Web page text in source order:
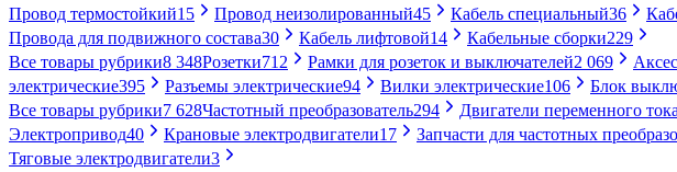
Провод термостойкий15 Провод неизолированный45 Кабель специальный36
Провода для подвижного состава30 Кабель лифтовой14 Кабельные сборки229
Все товары рубрики8 348Розетки712 Рамки для розеток и выключателей2 069
электрические395 Разъемы электрические94 Вилки электрические106 Блок
Все товары рубрики7 628Частотный преобразователь294 Двигатели переменного тока
Электропривод40 Крановые электродвигатели17 Запчасти для частотных
Тяговые электродвигатели3